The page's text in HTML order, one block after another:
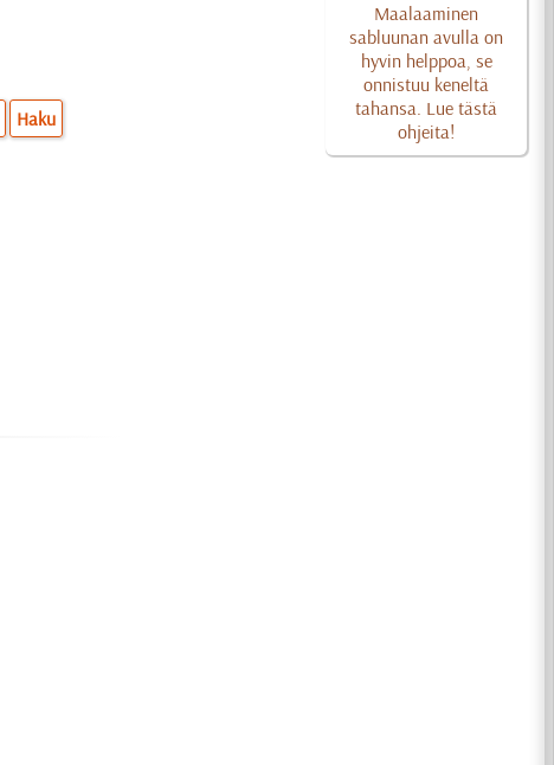
Maalaaminen
sabluunan avulla on
hyvin helppoa, se
onnistuu keneltä
tahansa. Lue tästä
ohjeita!
Haku